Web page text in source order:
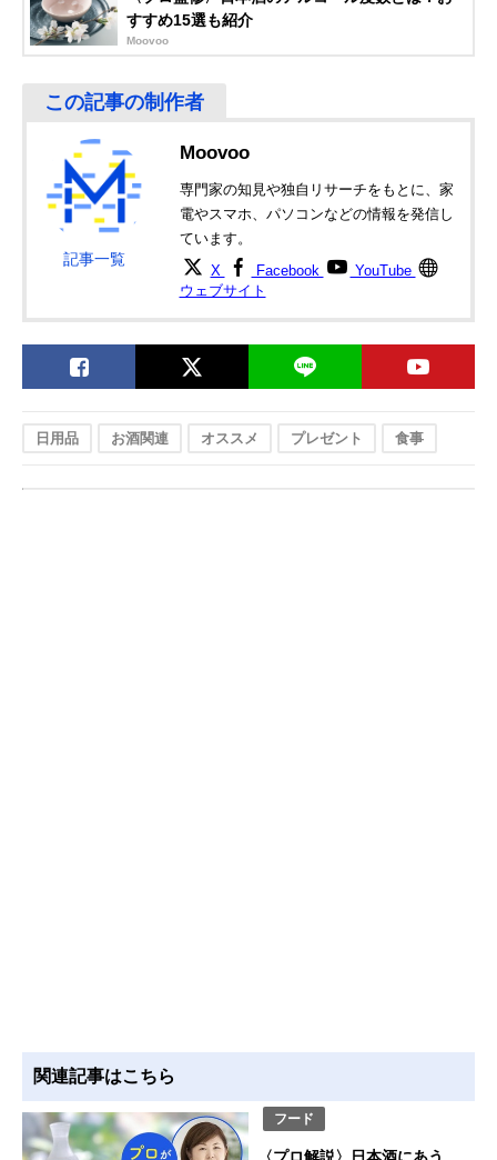
Amazonで見る
(Minorutouki)
TOUGA 黒銀彩し
Amazonで見る
‎田辺金具(Tanabe
華 ぐいのみ 槌目​
Amazonで見る
太武朗工房
江戸切子 四ツ葉に
矢来魚子紋 ぐい呑
ペア 94400ARB
伝統の紋様が美し
い江戸切子
直径65×高さ
50mm
すすめ15選も紹介
Moovoo
記事一覧
Moovoo
専門家の知見や独自リサーチをもとに、家
電やスマホ、パソコンなどの情報を発信し
ています。
X Facebook
YouTube
ウェブサイト
日用品 お酒関連 オススメ プレゼント 食事
関連記事はこちら
フード